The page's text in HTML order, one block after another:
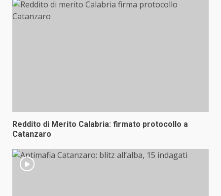
Reddito di Merito Calabria: firmato protocollo a
Catanzaro